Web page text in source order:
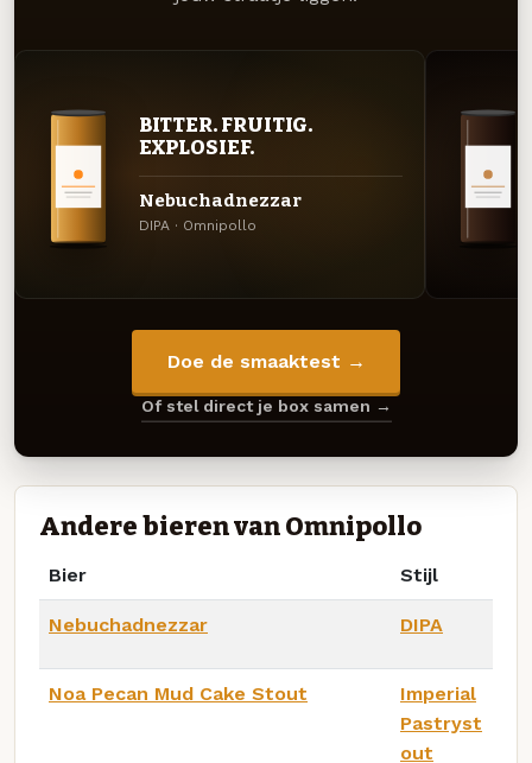
BITTER. FRUITIG.
EXPLOSIEF.
Nebuchadnezzar
DIPA · Omnipollo
Doe de smaaktest →
Of stel direct je box samen →
Andere bieren van Omnipollo
Bier Stijl
Nebuchadnezzar DIPA
Noa Pecan Mud Cake Stout
Imperial
Pastryst
out